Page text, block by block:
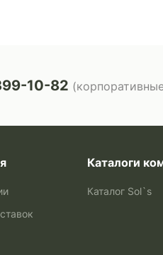
10-82
Каталоги
Каталог Sol`s